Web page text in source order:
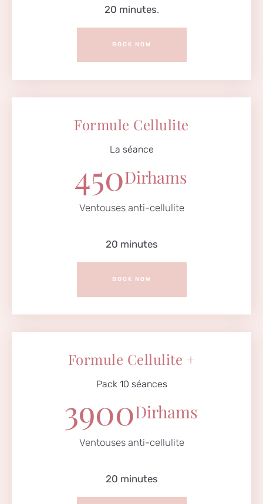
20 minutes.
BOOK NOW
Formule Cellulite
La séance
450Dirhams
Ventouses anti-cellulite
20 minutes
BOOK NOW
Formule Cellulite +
Pack 10 séances
3900Dirhams
Ventouses anti-cellulite
20 minutes